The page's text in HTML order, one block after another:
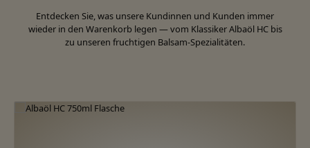
Entdecken Sie, was unsere Kundinnen und Kunden immer
wieder in den Warenkorb legen — vom Klassiker Albaöl HC bis
zu unseren fruchtigen Balsam-Spezialitäten.
Produktgalerie überspringen